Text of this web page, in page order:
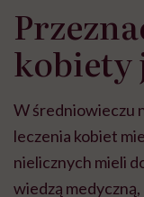
kobiety
W średniowieczu
leczenia kobiet
nielicznych mieli
wiedzą medyczną,